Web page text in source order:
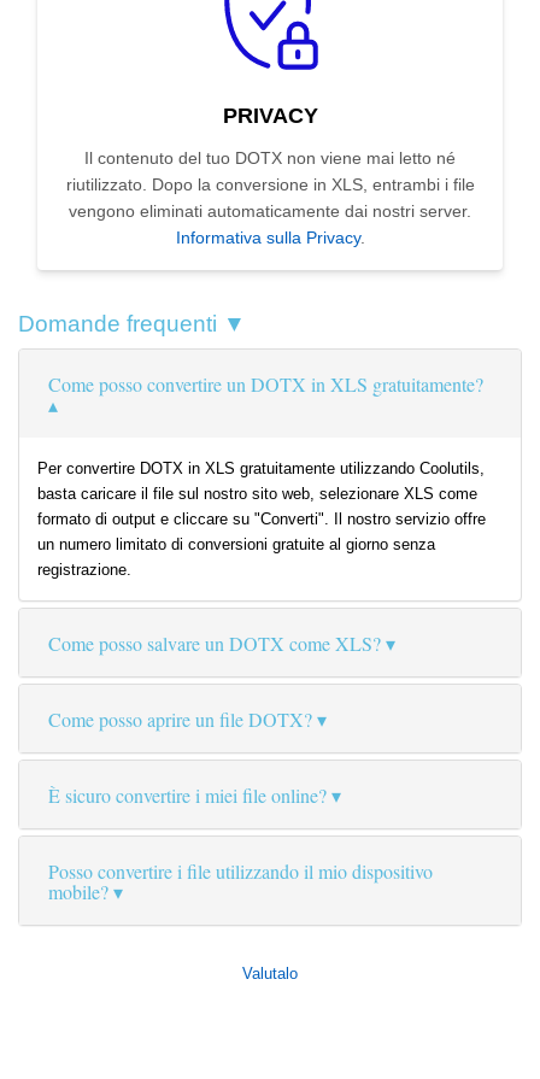
PRIVACY
Il contenuto del tuo DOTX non viene mai letto né
riutilizzato. Dopo la conversione in XLS, entrambi i file
vengono eliminati automaticamente dai nostri server.
Informativa sulla Privacy.
Domande frequenti ▼
Come posso convertire un DOTX in XLS gratuitamente?
Per convertire DOTX in XLS gratuitamente utilizzando Coolutils,
basta caricare il file sul nostro sito web, selezionare XLS come
formato di output e cliccare su "Converti". Il nostro servizio offre
un numero limitato di conversioni gratuite al giorno senza
registrazione.
Come posso salvare un DOTX come XLS?
Come posso aprire un file DOTX?
È sicuro convertire i miei file online?
Posso convertire i file utilizzando il mio dispositivo
mobile?
Valutalo